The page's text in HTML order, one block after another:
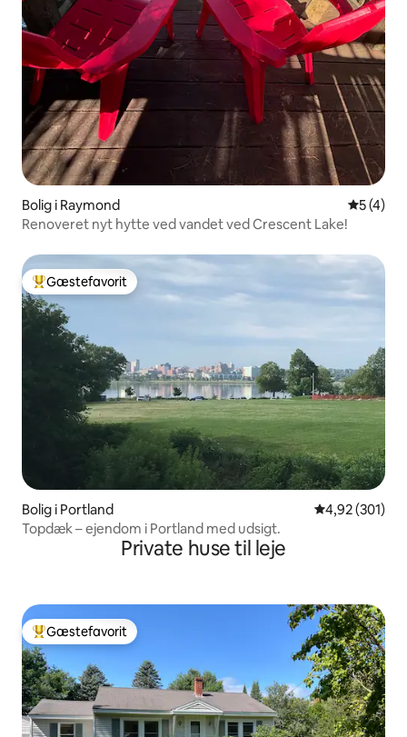
Bolig i Raymond 5 ud af 5
5 (4)
Renoveret nyt hytte ved vandet ved Crescent Lake!
Bedste gæstefavorit
Gæstefavorit
Bolig i Portland 4,92 ud af 5 i
4,92 (301)
Topdæk – ejendom i Portland med udsigt.
Private huse til leje
Bedste gæstefavorit
Gæstefavorit